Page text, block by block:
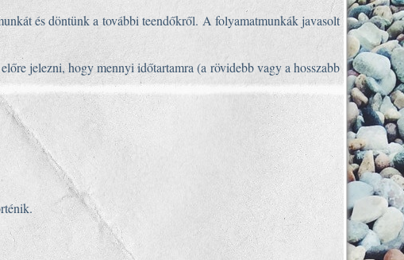
és döntünk a további teendőkről. A folyamatmunkák javasolt
jelezni, hogy mennyi időtartamra (a rövidebb vagy a hosszabb